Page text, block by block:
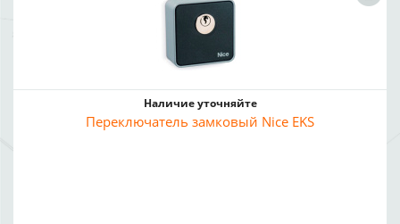
Наличие уточняйте
Переключатель замковый Nice EKS